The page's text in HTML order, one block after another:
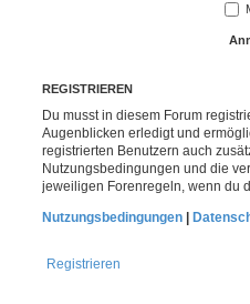
REGISTRIEREN
Du musst in diesem Forum
Augenblicken erledigt und
registrierten Benutzern auch
Nutzungsbedingungen und die
jeweiligen Forenregeln, wenn du
Nutzungsbedingungen |
Registrieren